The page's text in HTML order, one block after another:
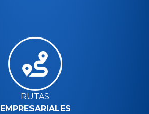
RUTAS
EMPRESARIALES